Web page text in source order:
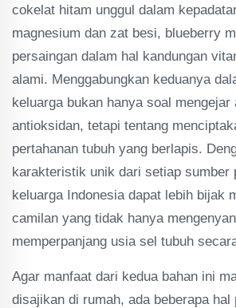
cokelat hitam unggul dalam
magnesium dan zat besi, blueberry
persaingan dalam hal kandungan
alami. Menggabungkan keduanya
keluarga bukan hanya soal mengejar
antioksidan, tetapi tentang
pertahanan tubuh yang berlapis.
karakteristik unik dari setiap sumber
keluarga Indonesia dapat lebih bijak
camilan yang tidak hanya
memperpanjang usia sel tubuh
Agar manfaat dari kedua bahan ini
disajikan di rumah, ada beberapa hal